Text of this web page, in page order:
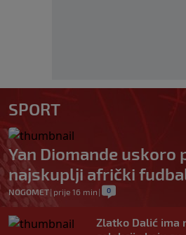
SPORT
Yan Diomande uskoro
najskuplji afrički
NOGOMET| prije 16 min | 0
Zlatko Dalić ima